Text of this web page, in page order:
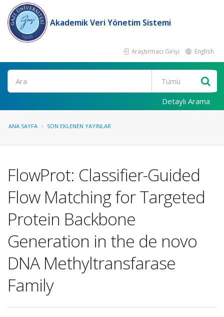
Akademik Veri Yönetim Sistemi
Araştırmacı Girişi English
Ara
Detaylı Arama
ANA SAYFA SON EKLENEN YAYINLAR
FlowProt: Classifier-Guided
Flow Matching for Targeted
Protein Backbone
Generation in the de novo
DNA Methyltransfarase
Family